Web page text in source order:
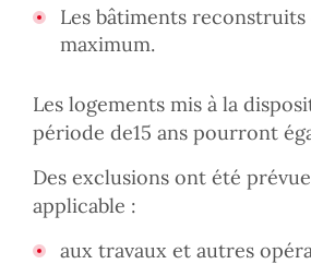
Les bâtiments
maximum.
Les logements mis à la
période de15 ans pourront
Des exclusions ont été
applicable :
aux travaux et autres